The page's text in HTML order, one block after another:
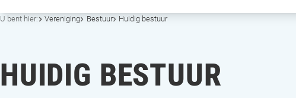
U bent hier: Vereniging Bestuur Huidig bestuur
HUIDIG BESTUUR